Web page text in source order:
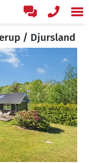
/ Djursland